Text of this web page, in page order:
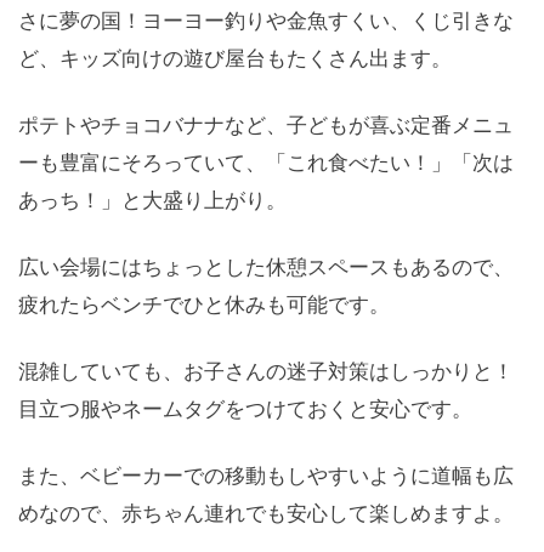
さに夢の国！ヨーヨー釣りや金魚すくい、くじ引きな
ど、キッズ向けの遊び屋台もたくさん出ます。
ポテトやチョコバナナなど、子どもが喜ぶ定番メニュ
ーも豊富にそろっていて、「これ食べたい！」「次は
あっち！」と大盛り上がり。
広い会場にはちょっとした休憩スペースもあるので、
疲れたらベンチでひと休みも可能です。
混雑していても、お子さんの迷子対策はしっかりと！
目立つ服やネームタグをつけておくと安心です。
また、ベビーカーでの移動もしやすいように道幅も広
めなので、赤ちゃん連れでも安心して楽しめますよ。